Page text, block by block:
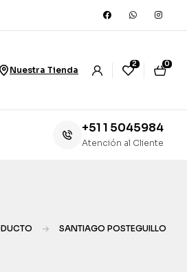
Nuestra Tienda
2 0
+51 1 5045984
Atención al Cliente
SANTIAGO POSTEGUILLO